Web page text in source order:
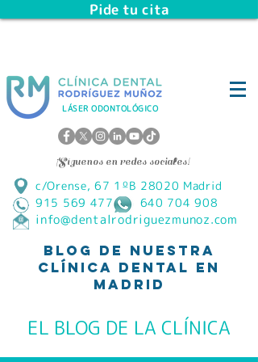
Pide tu cita
LÁSER ODONTOLÓGICO
¡Síguenos en redes sociales!
c/Orense, 67 1ºB 28020 Madrid
915 569 477 640 704 908
info@dentalrodriguezmunoz.com
Blog de Nuestra
Clínica Dental en
Madrid
EL BLOG DE LA CLÍNICA